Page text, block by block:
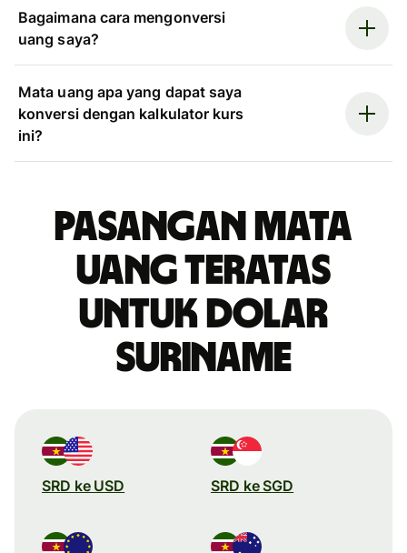
Bagaimana cara mengonversi
uang saya?
Mata uang apa yang dapat saya
konversi dengan kalkulator kurs
ini?
Pasangan mata
uang teratas
untuk dolar
Suriname
SRD ke USD SRD ke SGD